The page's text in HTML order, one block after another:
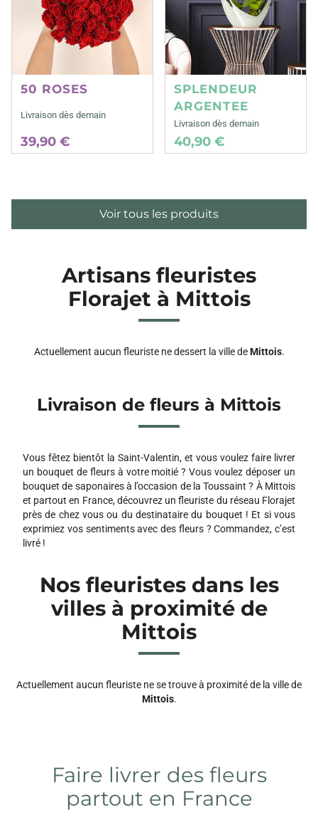
50 ROSES
Livraison dès demain
39,90 €
SPLENDEUR
ARGENTEE
Livraison dès demain
40,90 €
Voir tous les produits
Artisans fleuristes
Florajet à Mittois
Actuellement aucun fleuriste ne dessert la ville deMittois.
Livraison de fleurs à Mittois
Vous fêtez bientôt la Saint-Valentin, et vous voulez faire livrer
un bouquet de fleurs à votre moitié ? Vous voulez déposer un
bouquet de saponaires à l’occasion de la Toussaint ? À Mittois
et partout en France, découvrez un fleuriste du réseau Florajet
près de chez vous ou du destinataire du bouquet ! Et si vous
exprimiez vos sentiments avec des fleurs ? Commandez, c’est
livré !
Nos fleuristes dans les
villes à proximité de
Mittois
Actuellement aucun fleuriste ne se trouve à proximité de la ville de
Mittois.
Faire livrer des fleurs
partout en France